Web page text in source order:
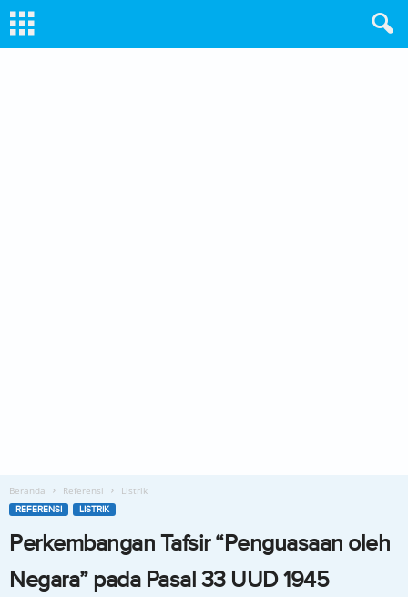
Beranda Referensi Listrik
REFERENSI LISTRIK
Perkembangan Tafsir “Penguasaan oleh
Negara” pada Pasal 33 UUD 1945